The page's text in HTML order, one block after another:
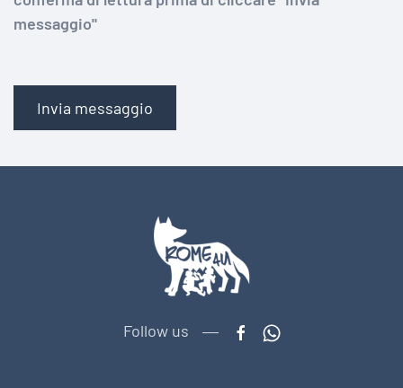
messaggio"
Invia messaggio
Follow us